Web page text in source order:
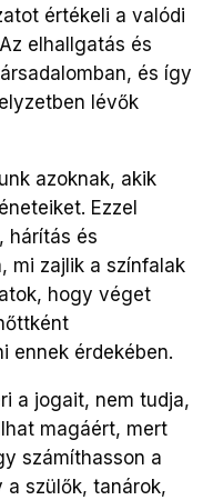
értékeli a valódi
elhallgatás és
és így
lévők
azoknak, akik
Ezzel
hárítás és
mi zajlik a színfalak
hogy véget
ennek érdekében.
a jogait, nem tudja,
magáért, mert
számíthasson a
a szülők, tanárok,